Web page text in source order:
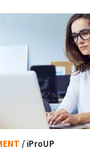
/ iProUP